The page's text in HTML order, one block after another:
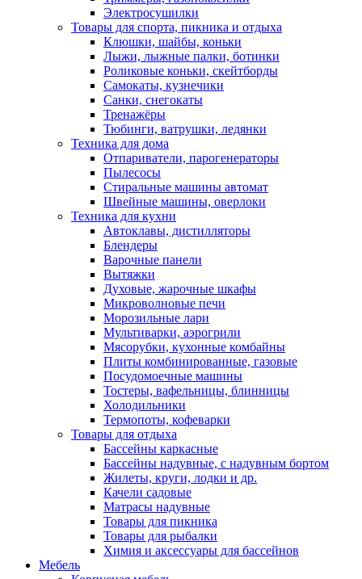
Электросушилки
Товары для спорта, пикника и отдыха
Клюшки, шайбы, коньки
Лыжи, лыжные палки, ботинки
Роликовые коньки, скейтборды
Самокаты, кузнечики
Санки, снегокаты
Тренажёры
Тюбинги, ватрушки, ледянки
Техника для дома
Отпариватели, парогенераторы
Пылесосы
Стиральные машины автомат
Швейные машины, оверлоки
Техника для кухни
Автоклавы, дистилляторы
Блендеры
Варочные панели
Вытяжки
Духовые, жарочные шкафы
Микроволновые печи
Морозильные лари
Мультиварки, аэрогрили
Мясорубки, кухонные комбайны
Плиты комбинированные, газовые
Посудомоечные машины
Тостеры, вафельницы, блинницы
Холодильники
Термопоты, кофеварки
Товары для отдыха
Бассейны каркасные
Бассейны надувные, с надувным бортом
Жилеты, круги, лодки и др.
Качели садовые
Матрасы надувные
Товары для пикника
Товары для рыбалки
Химия и аксессуары для бассейнов
Мебель